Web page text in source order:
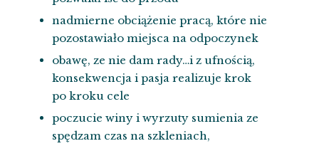
nadmierne obciążenie pracą, które nie
pozostawiało miejsca na odpoczynek
obawę, ze nie dam rady…i z ufnością,
konsekwencja i pasja realizuje krok
po kroku cele
poczucie winy i wyrzuty sumienia ze
spędzam czas na szkleniach,